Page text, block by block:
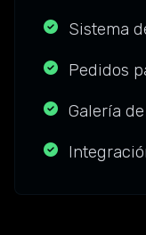
Sistema
Pedidos
Galería